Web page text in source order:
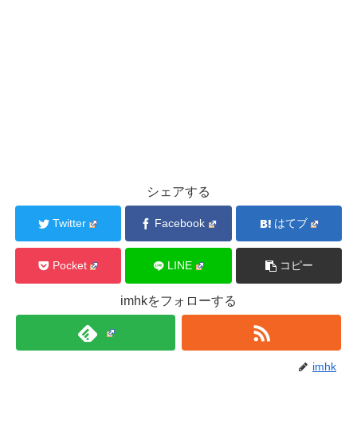
シェアする
Twitter Facebook はてブ
Pocket LINE コピー
imhkをフォローする
imhk